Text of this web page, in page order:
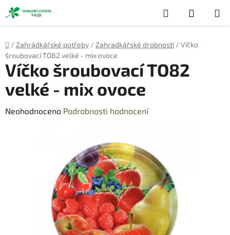
Přejít
na
obsah
Hledat
KOŠÍK
Domů
/ Zahrádkářské potřeby / Zahradkářské drobnosti /Víčko
šroubovací TO82 velké - mix ovoce
Víčko šroubovací TO82
velké - mix ovoce
Průměrné
Neohodnoceno Podrobnosti hodnocení